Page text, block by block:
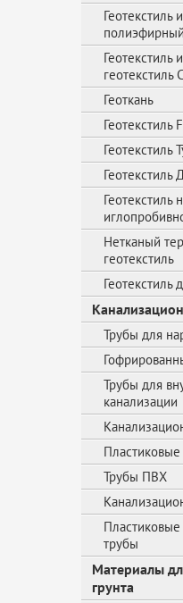
Геотекстиль
Геотекстиль
геотекстиль
Геоткань
Геотекстиль
Геотекстиль
Геотекстиль
Геотекстиль
Нетканый
геотекстиль
Геотекстиль
Трубы для
Трубы для
канализации
Трубы ПВХ
трубы
Материалы
грунта